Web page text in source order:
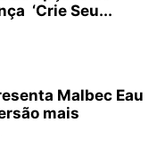
‘Crie Seu...
Malbec Eau
mais